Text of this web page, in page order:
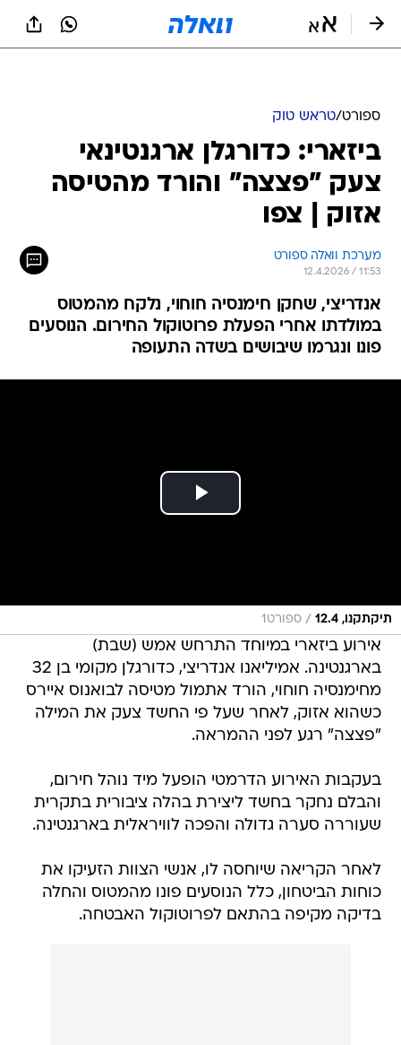
ספורט/טראש טוק
ביזארי: כדורגלן ארגנטינאי
צעק "פצצה" והורד מהטיסה
אזוק | צפו
מערכת וואלה ספורט
12.4.2026 / 11:53
אנדריצי, שחקן חימנסיה חוחוי, נלקח מהמטוס
במולדתו אחרי הפעלת פרוטוקול החירום. הנוסעים
פונו ונגרמו שיבושים בשדה התעופה
תיקתקנו, 12.4 / ספורט1
אירוע ביזארי במיוחד התרחש אמש (שבת)
בארגנטינה. אמיליאנו אנדריצי, כדורגלן מקומי בן 32
מחימנסיה חוחוי, הורד אתמול מטיסה לבואנוס איירס
כשהוא אזוק, לאחר שעל פי החשד צעק את המילה
"פצצה" רגע לפני ההמראה.
בעקבות האירוע הדרמטי הופעל מיד נוהל חירום,
והבלם נחקר בחשד ליצירת בהלה ציבורית בתקרית
שעוררה סערה גדולה והפכה לוויראלית בארגנטינה.
לאחר הקריאה שיוחסה לו, אנשי הצוות הזעיקו את
כוחות הביטחון, כלל הנוסעים פונו מהמטוס והחלה
בדיקה מקיפה בהתאם לפרוטוקול האבטחה.